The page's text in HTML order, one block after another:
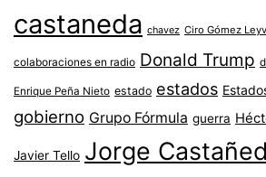
castaneda chavez Ciro Gómez
colaboraciones en radio Donald Trump
Enrique Peña Nieto estado estados
gobierno Grupo Fórmula guerra
Javier Tello Jorge